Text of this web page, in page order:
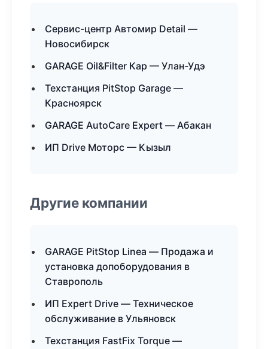
Сервис-центр Автомир Detail —
Новосибирск
GARAGE Oil&Filter Кар — Улан-Удэ
Техстанция PitStop Garage —
Красноярск
GARAGE AutoCare Expert — Абакан
ИП Drive Моторс — Кызыл
Другие компании
GARAGE PitStop Linea — Продажа и
установка допоборудования в
Ставрополь
ИП Expert Drive — Техническое
обслуживание в Ульяновск
Техстанция FastFix Torque —